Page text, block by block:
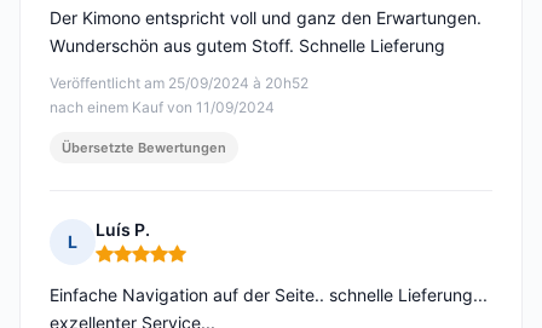
Veröffentlicht am 25/09/2024 à 20h52
nach einem Kauf von 11/09/2024
Der Kimono entspricht voll und ganz den Erwartungen.
Wunderschön aus gutem Stoff. Schnelle Lieferung
Übersetzte Bewertungen
L
Luís P.
Hinweis: 5 von 5
Einfache Navigation auf der Seite.. schnelle Lieferung...
exzellenter Service...